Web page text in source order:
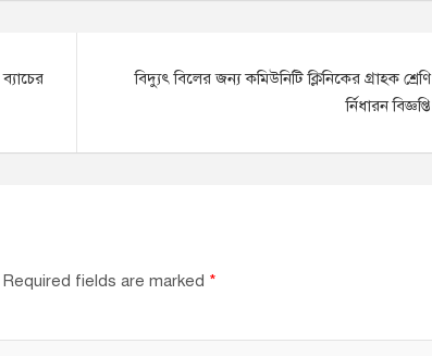
বিদ্যুৎ বিলের জন্য কমিউনিটি ক্লিনিকের গ্রাহক শ্রেণি
র্নিধারন বিজ্ঞপ্তি
Required fields are marked *